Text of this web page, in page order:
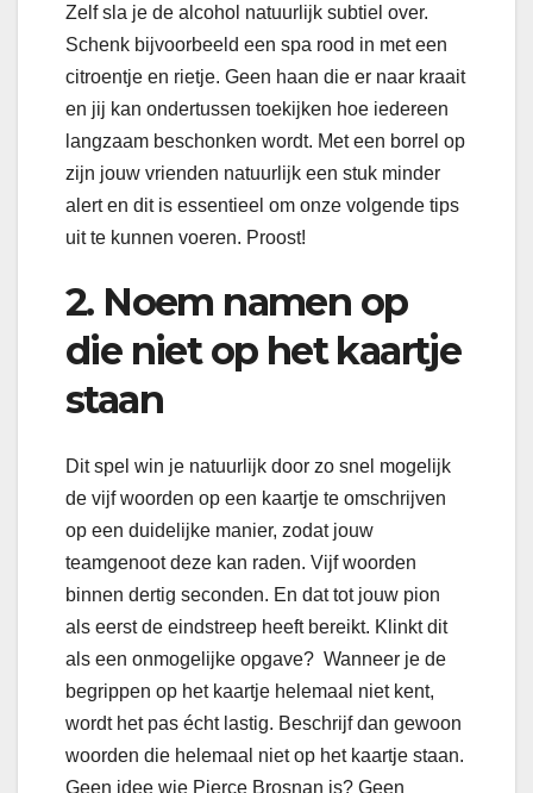
Zelf sla je de alcohol natuurlijk subtiel over.
Schenk bijvoorbeeld een spa rood in met een
citroentje en rietje. Geen haan die er naar kraait
en jij kan ondertussen toekijken hoe iedereen
langzaam beschonken wordt. Met een borrel op
zijn jouw vrienden natuurlijk een stuk minder
alert en dit is essentieel om onze volgende tips
uit te kunnen voeren. Proost!
2. Noem namen op
die niet op het kaartje
staan
Dit spel win je natuurlijk door zo snel mogelijk
de vijf woorden op een kaartje te omschrijven
op een duidelijke manier, zodat jouw
teamgenoot deze kan raden. Vijf woorden
binnen dertig seconden. En dat tot jouw pion
als eerst de eindstreep heeft bereikt. Klinkt dit
als een onmogelijke opgave? Wanneer je de
begrippen op het kaartje helemaal niet kent,
wordt het pas écht lastig. Beschrijf dan gewoon
woorden die helemaal niet op het kaartje staan.
Geen idee wie Pierce Brosnan is? Geen